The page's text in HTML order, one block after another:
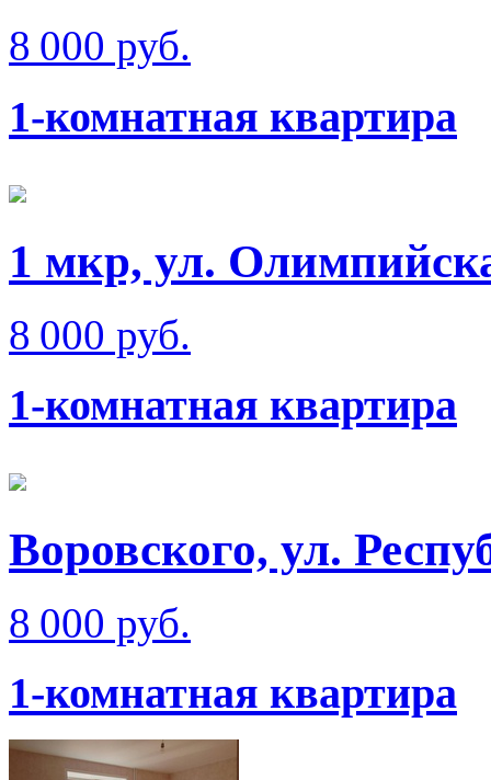
8 000 руб.
1-комнатная квартира
1 мкр, ул.
8 000 руб.
1-комнатная квартира
Воровского, ул.
8 000 руб.
1-комнатная квартира